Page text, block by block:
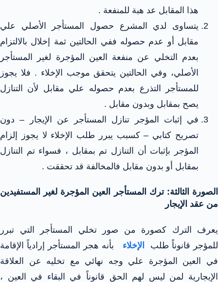
هذا المقابل عد هبة للمنفعة .
يتساوى لدي المشرع حصول المستأجر الأصلي علي
مقابل أو عدم حصوله ففي الحالتين ثمة إخلال بالالتزام
بعدم التخلي عن منفعة العين المؤجرة لغير المستأجر
الأصلي، وفي الحالتين يتحقق موجب الإخلاء . فلا يجوز
للمستأجر التذرع بعدم حصوله علي مقابل لأن التنازل
يصح بمقابل وبدون مقابل .
في إثبات المؤجر تنازل المستأجر عن الإيجار – دون
تصريح كتابي – كسبب يبرر طلب الإخلاء لا يجوز إلزام
المؤجر بإثبات أن التنازل تم بمقابل ، فسواء تم التنازل
بمقابل أو بدون مقابل فالمخالفة قد تحققت .
الصورة الثالثة: ترك المستأجر العين المؤجرة لغير المستفيدين
من عقد الإيجار
يعرف الترك كصورة من صور تخلي المستأجر التي تبرر
للمؤجر قانوناً طلب
الإخلاء
بأنه هجر المستأجر إرادياً الإقامة
في العين المؤجرة علي وجه نهائي مع تخليه عن العلاقة
الإيجارية لمن ليس لهم الحق قانوناً في البقاء في العين ،